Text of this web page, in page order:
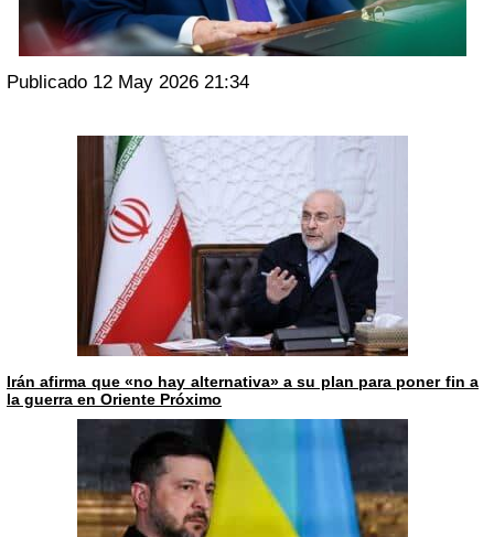
Publicado 12 May 2026 21:34
Irán afirma que «no hay alternativa» a su plan para poner fin a
la guerra en Oriente Próximo